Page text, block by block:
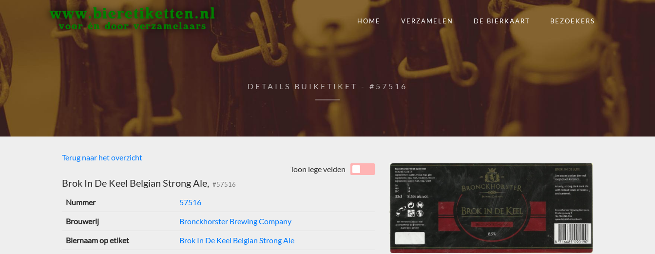
www.bieretiketten.nl
voor én door verzamelaars
HOME VERZAMELEN DE BIERKAART BEZOEKERS
DETAILS BUIKETIKET - #57516
Terug naar het overzicht
Brok In De Keel Belgian Strong Ale, #57516
Toon lege velden
Nummer 57516
Brouwerij Bronckhorster Brewing Company
Biernaam op etiket Brok In De Keel Belgian Strong Ale